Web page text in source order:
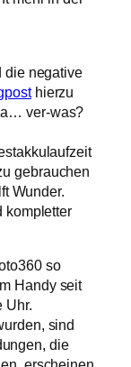
die negative
hierzu
ver-was?
gebrauchen
Wunder.
kompletter
so
Handy seit
Uhr.
sind
die